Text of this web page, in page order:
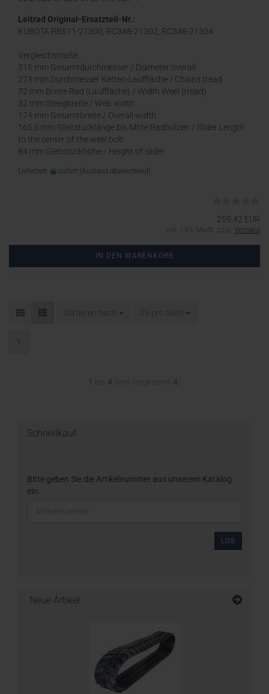
Leitrad Original-Ersatzteil-Nr.:
KUBOTA RB511-21300, RC348-21302, RC348-21304
Vergleichsmaße:
315 mm Gesamtdurchmesser / Diameter overall
273 mm Durchmesser Ketten-Lauffläche / Chains tread
72 mm Breite Rad (Lauffläche) / Width Weel (tread)
32 mm Steegbreite / Web width
174 mm Gesamtbreite / Overall width
165,5 mm Gleitstücklänge bis Mitte Radbolzen / Slider Length
to the center of the weel bolt
84 mm Gleitstückhöhe / Height of slider
Lieferzeit: sofort (Ausland abweichend)
259,42 EUR
inkl. 19% MwSt. zzgl. Versand
IN DEN WARENKORB
Sortieren nach 25 pro Seite
1
Schnellkauf
Bitte geben Sie die Artikelnummer aus unserem Katalog
ein.
LOS
Neue Artikel